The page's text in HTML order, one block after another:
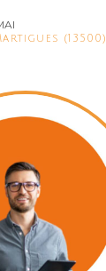
(13500)